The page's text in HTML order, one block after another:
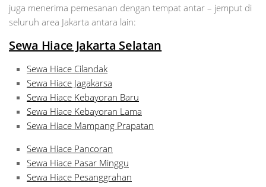
juga menerima pemesanan dengan tempat antar – jemput di
seluruh area Jakarta antara lain:
Sewa Hiace Jakarta Selatan
Sewa Hiace Cilandak
Sewa Hiace Jagakarsa
Sewa Hiace Kebayoran Baru
Sewa Hiace Kebayoran Lama
Sewa Hiace Mampang Prapatan
Sewa Hiace Pancoran
Sewa Hiace Pasar Minggu
Sewa Hiace Pesanggrahan